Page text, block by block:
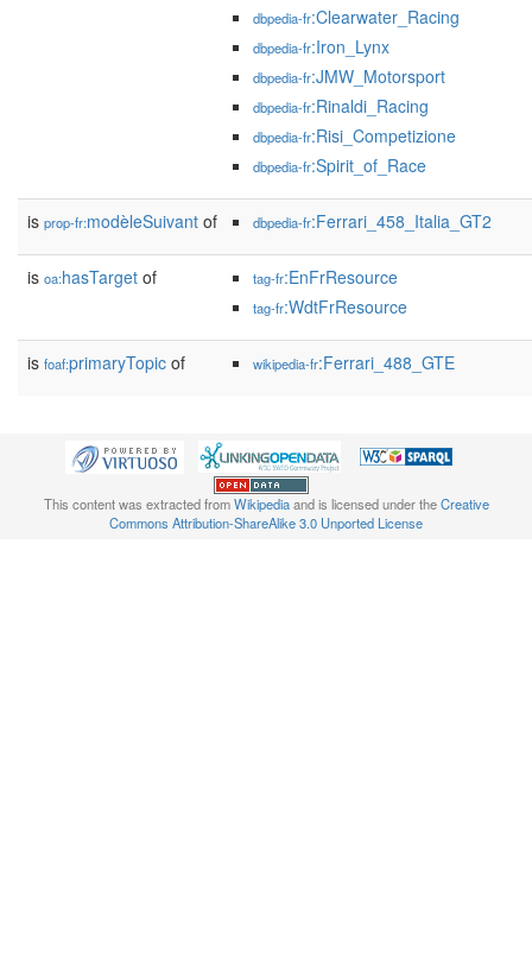
dbpedia-fr:Clearwater_Racing
dbpedia-fr:Iron_Lynx
dbpedia-fr:JMW_Motorsport
dbpedia-fr:Rinaldi_Racing
dbpedia-fr:Risi_Competizione
dbpedia-fr:Spirit_of_Race
is prop-fr:modèleSuivant of dbpedia-fr:Ferrari_458_Italia_GT2
is oa:hasTarget of tag-fr:EnFrResource
tag-fr:WdtFrResource
is foaf:primaryTopic of wikipedia-fr:Ferrari_488_GTE
This content was extracted fromWikipediaand is licensed under theCreative
Commons Attribution-ShareAlike 3.0 Unported License